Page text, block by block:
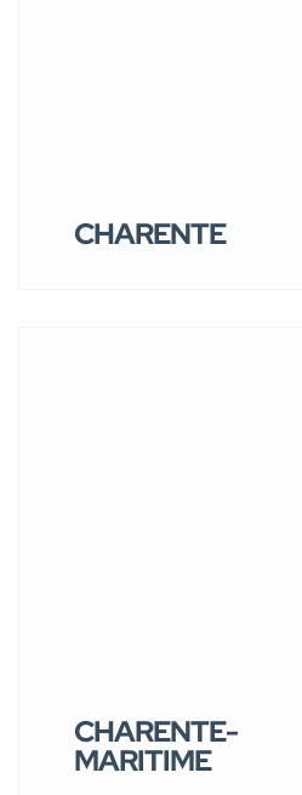
CHARENTE
CHARENTE-
MARITIME